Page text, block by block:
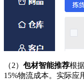
（2） 包材智能推荐根
15%物流成本。实际应